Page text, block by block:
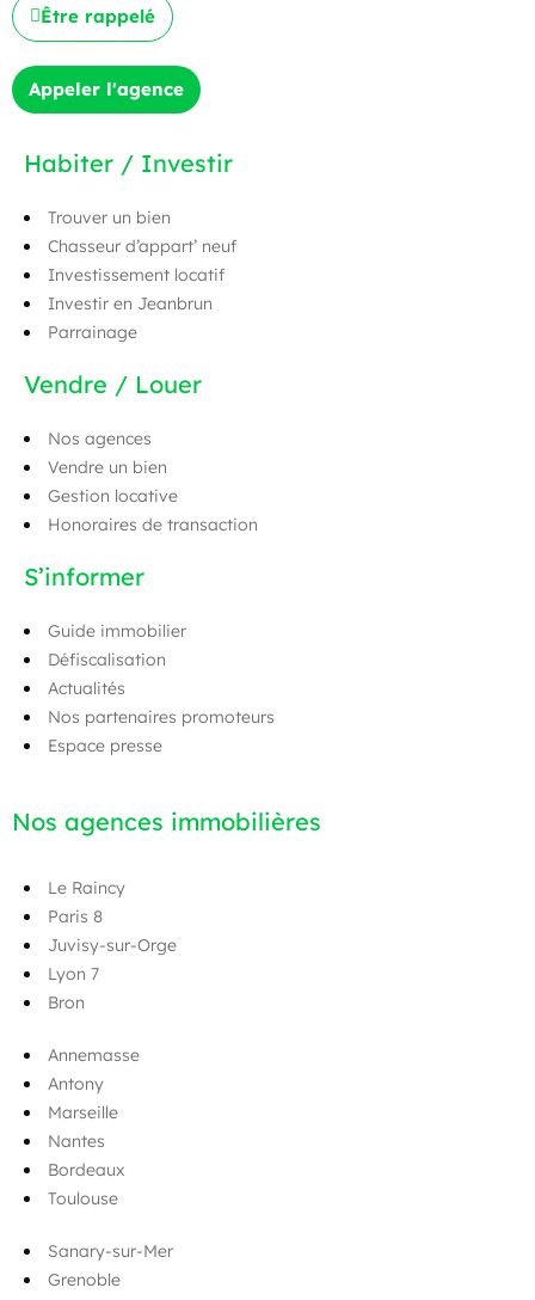
Être rappelé
Appeler l'agence
Habiter / Investir
Trouver un bien
Chasseur d’appart’ neuf
Investissement locatif
Investir en Jeanbrun
Parrainage
Vendre / Louer
Nos agences
Vendre un bien
Gestion locative
Honoraires de transaction
S’informer
Guide immobilier
Défiscalisation
Actualités
Nos partenaires promoteurs
Espace presse
Nos agences immobilières
Le Raincy
Paris 8
Juvisy-sur-Orge
Lyon 7
Bron
Annemasse
Antony
Marseille
Nantes
Bordeaux
Toulouse
Sanary-sur-Mer
Grenoble